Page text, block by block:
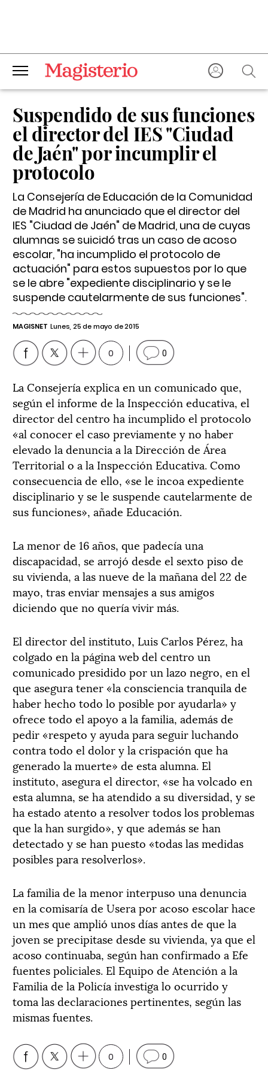
Suspendido de sus funciones
el director del IES "Ciudad
de Jaén" por incumplir el
protocolo
La Consejería de Educación de la Comunidad
de Madrid ha anunciado que el director del
IES "Ciudad de Jaén" de Madrid, una de cuyas
alumnas se suicidó tras un caso de acoso
escolar, "ha incumplido el protocolo de
actuación" para estos supuestos por lo que
se le abre "expediente disciplinario y se le
suspende cautelarmente de sus funciones".
MAGISNET Lunes, 25 de mayo de 2015
0 0
La Consejería explica en un comunicado que,
según el informe de la Inspección educativa, el
director del centro ha incumplido el protocolo
«al conocer el caso previamente y no haber
elevado la denuncia a la Dirección de Área
Territorial o a la Inspección Educativa. Como
consecuencia de ello, «se le incoa expediente
disciplinario y se le suspende cautelarmente de
sus funciones», añade Educación.
La menor de 16 años, que padecía una
discapacidad, se arrojó desde el sexto piso de
su vivienda, a las nueve de la mañana del 22 de
mayo, tras enviar mensajes a sus amigos
diciendo que no quería vivir más.
El director del instituto, Luis Carlos Pérez, ha
colgado en la página web del centro un
comunicado presidido por un lazo negro, en el
que asegura tener «la consciencia tranquila de
haber hecho todo lo posible por ayudarla» y
ofrece todo el apoyo a la familia, además de
pedir «respeto y ayuda para seguir luchando
contra todo el dolor y la crispación que ha
generado la muerte» de esta alumna. El
instituto, asegura el director, «se ha volcado en
esta alumna, se ha atendido a su diversidad, y se
ha estado atento a resolver todos los problemas
que la han surgido», y que además se han
detectado y se han puesto «todas las medidas
posibles para resolverlos».
La familia de la menor interpuso una denuncia
en la comisaría de Usera por acoso escolar hace
un mes que amplió unos días antes de que la
joven se precipitase desde su vivienda, ya que el
acoso continuaba, según han confirmado a Efe
fuentes policiales. El Equipo de Atención a la
Familia de la Policía investiga lo ocurrido y
toma las declaraciones pertinentes, según las
mismas fuentes.
0 0